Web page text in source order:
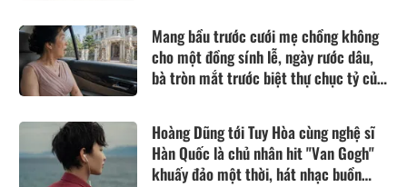
Mang bầu trước cưới mẹ chồng không
cho một đồng sính lễ, ngày rước dâu,
bà tròn mắt trước biệt thự chục tỷ của
Hoàng Dũng tới Tuy Hòa cùng nghệ sĩ
Hàn Quốc là chủ nhân hit "Van Gogh"
khuấy đảo một thời, hát nhạc buồn